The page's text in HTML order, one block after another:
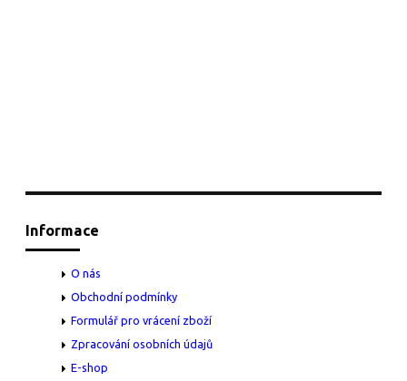
Informace
O nás
Obchodní podmínky
Formulář pro vrácení zboží
Zpracování osobních údajů
E-shop